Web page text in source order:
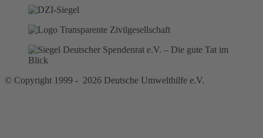
© Copyright 1999 - 2026 Deutsche Umwelthilfe e.V.